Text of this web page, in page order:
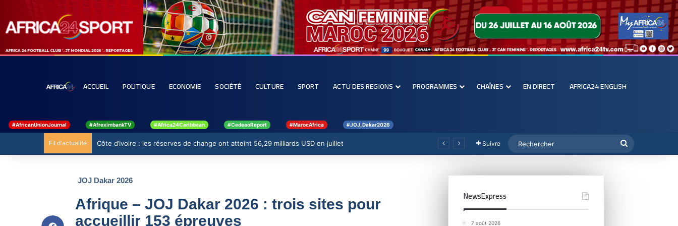
ACCUEIL POLITIQUE ECONOMIE SOCIÉTÉ CULTURE SPORT ACTU DES REGIONS PROGRAMMES CHAÎNES EN DIRECT AFRICA24 ENGLISH
#AfricanUnionJournal #AfreximbankTV #Africa24Caribbean #CedeaoReport #MarocAfrica #JOJ_Dakar2026
Fil d'actualité Côte d’Ivoire : les réserves de change ont atteint 56,29 milliards USD en juillet Suivre
JOJ Dakar 2026
Afrique – JOJ Dakar 2026 : trois sites pour
accueillir 153 épreuves
NewsExpress
7 août 2026